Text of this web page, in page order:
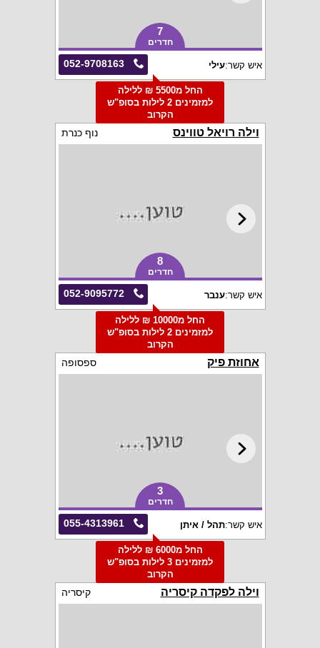
7
חדרים
052-9708163 איש קשר:עילי
החל מ5500 ₪ ללילה
למזמינים 2 לילות בסופ"ש
הקרוב
וילה רויאל טווינס נוף כנרת
8
חדרים
052-9095772 איש קשר:ענבר
החל מ10000 ₪ ללילה
למזמינים 2 לילות בסופ"ש
הקרוב
אחוזת פיק ספסופה
3
חדרים
055-4313961 איש קשר:תהל / איתן
החל מ6000 ₪ ללילה
למזמינים 3 לילות בסופ"ש
הקרוב
וילה לפקדה קיסריה קיסריה